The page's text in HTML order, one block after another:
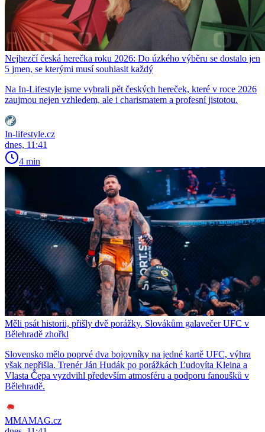
Nejhezčí česká herečka roku 2026: Do úzkého výběru se dostalo jen
5 jmen, se kterými musí souhlasit každý
Na In-Lifestyle jsme vybrali pět českých hereček, které v roce 2026
zaujmou nejen vzhledem, ale i charismatem a profesní jistotou.
In-lifestyle.cz
dnes, 11:41
4 min
Měli psát historii, přišly dvě porážky. Slovákům galavečer UFC v
Bělehradě zhořkl
Slovensko mělo poprvé dva bojovníky na jedné kartě UFC, výhra
však nepřišla. Trenér Ján Hudák po porážkách Ľudovíta Kleina a
Vlasta Čepa vyzdvihl především atmosféru a podporu fanoušků v
Bělehradě.
MMAMAG.cz